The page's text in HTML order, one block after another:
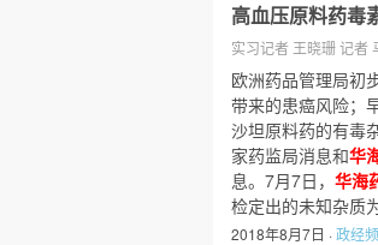
高血压原料药毒
实习记者 王晓珊 记者
欧洲药品管理局初
带来的患癌风险
沙坦原料药的有毒
家药监局消息和华
息。7月7日， 华海
检定出的未知杂质
2018年8月7日 ·政经